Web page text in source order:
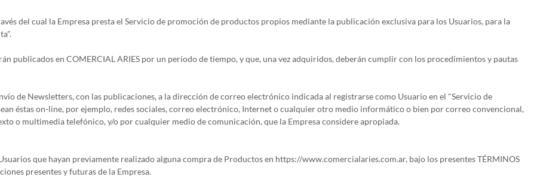
del cual la Empresa presta el Servicio de promoción de productos propios mediante la publicación exclusiva para los Usuarios, para la
publicados en COMERCIAL ARIES por un período de tiempo, y que, una vez adquiridos, deberán cumplir con los procedimientos y pautas
de Newsletters, con las publicaciones, a la dirección de correo electrónico indicada al registrarse como Usuario en el "Servicio de
éstas on-line, por ejemplo, redes sociales, correo electrónico, Internet o cualquier otro medio informático o bien por correo convencional,
o multimedia telefónico, y/o por cualquier medio de comunicación, que la Empresa considere apropiada.
que hayan previamente realizado alguna compra de Productos en https://www.comercialaries.com.ar, bajo los presentes TÉRMINOS
presentes y futuras de la Empresa.